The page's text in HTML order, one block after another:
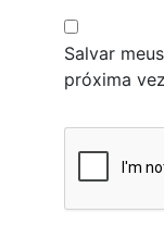
Salvar
próxima